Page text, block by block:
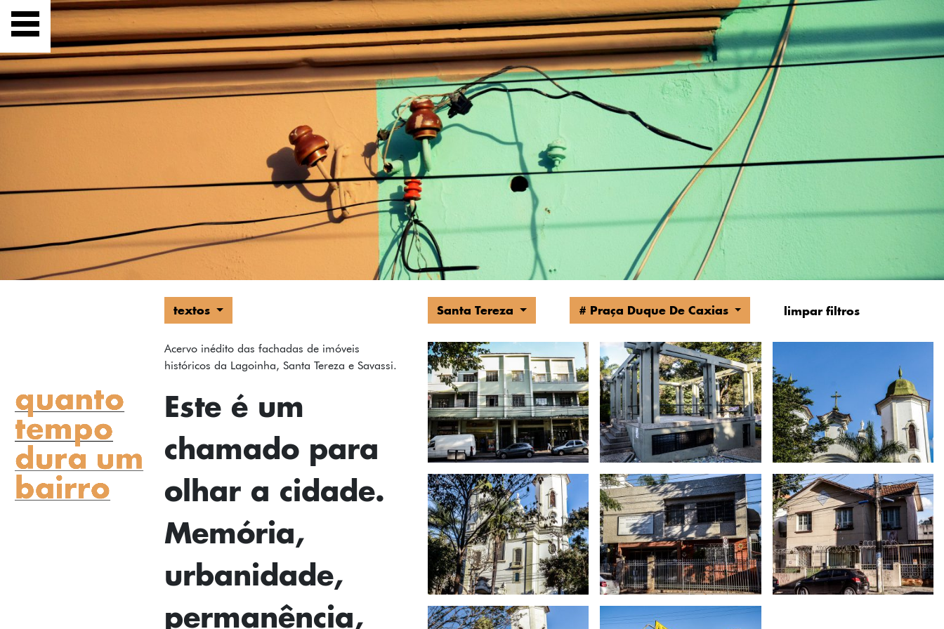
PODCAST
MAPA
SOBRE
INSTAGRAM
textos
Acervo inédito das fachadas de imóveis
históricos da Lagoinha, Santa Tereza e Savassi.
Este é um
chamado para
olhar a cidade.
Memória,
urbanidade,
permanência,
Santa Tereza # Praça Duque De Caxias limpar filtros